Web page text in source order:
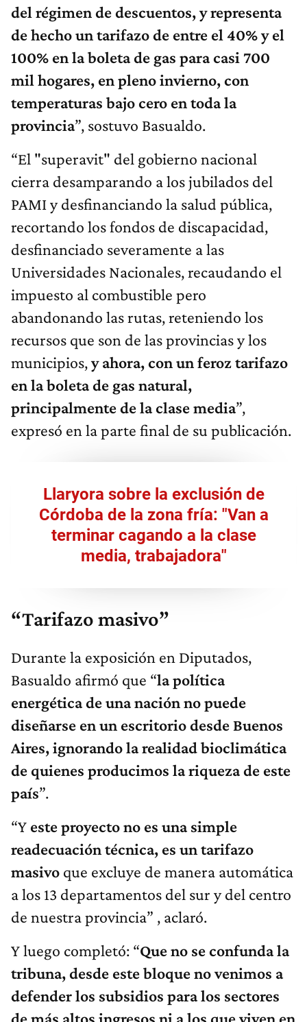
del régimen de descuentos, y representa
de hecho un tarifazo de entre el 40% y el
100% en la boleta de gas para casi 700
mil hogares, en pleno invierno, con
temperaturas bajo cero en toda la
provincia”, sostuvo Basualdo.
“El "superavit" del gobierno nacional
cierra desamparando a los jubilados del
PAMI y desfinanciando la salud pública,
recortando los fondos de discapacidad,
desfinanciado severamente a las
Universidades Nacionales, recaudando el
impuesto al combustible pero
abandonando las rutas, reteniendo los
recursos que son de las provincias y los
municipios,y ahora, con un feroz tarifazo
en la boleta de gas natural,
principalmente de la clase media”,
expresó en la parte final de su publicación.
Llaryora sobre la exclusión de
Córdoba de la zona fría: "Van a
terminar cagando a la clase
media, trabajadora"
“Tarifazo masivo”
Durante la exposición en Diputados,
Basualdo afirmó que “la política
energética de una nación no puede
diseñarse en un escritorio desde Buenos
Aires, ignorando la realidad bioclimática
de quienes producimos la riqueza de este
país”.
“Y este proyecto no es una simple
readecuación técnica, es un tarifazo
masivo que excluye de manera automática
a los 13 departamentos del sur y del centro
de nuestra provincia” , aclaró.
Y luego completó: “Que no se confunda la
tribuna, desde este bloque no venimos a
defender los subsidios para los sectores